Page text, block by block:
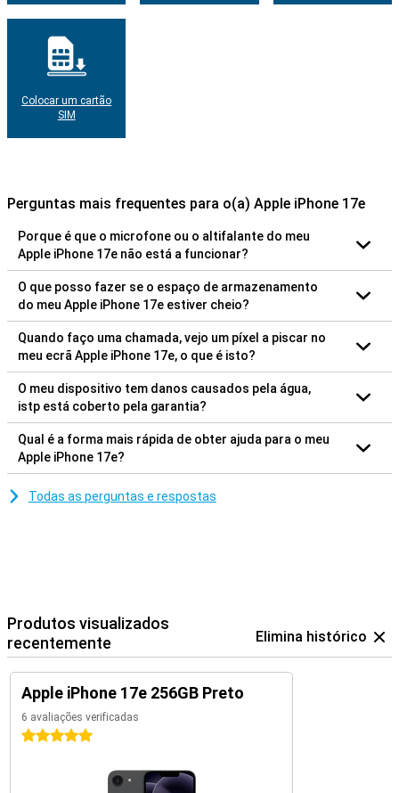
Colocar um cartão
SIM
Perguntas mais frequentes para o(a) Apple iPhone 17e
Porque é que o microfone ou o altifalante do meu
Apple iPhone 17e não está a funcionar?
O que posso fazer se o espaço de armazenamento
do meu Apple iPhone 17e estiver cheio?
Quando faço uma chamada, vejo um píxel a piscar no
meu ecrã Apple iPhone 17e, o que é isto?
O meu dispositivo tem danos causados pela água,
istp está coberto pela garantia?
Qual é a forma mais rápida de obter ajuda para o meu
Apple iPhone 17e?
Todas as perguntas e respostas
Produtos visualizados
recentemente
Elimina histórico
Apple iPhone 17e 256GB Preto
6 avaliações verificadas
5 estrelas